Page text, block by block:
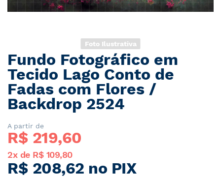
Foto Ilustrativa
Saltar
para
o
início
da
Galeria
de
imagens
Fundo Fotográfico em
Tecido Lago Conto de
Fadas com Flores /
Backdrop 2524
A partir de
R$ 219,60
2x de R$ 109,80
R$ 208,62 no PIX